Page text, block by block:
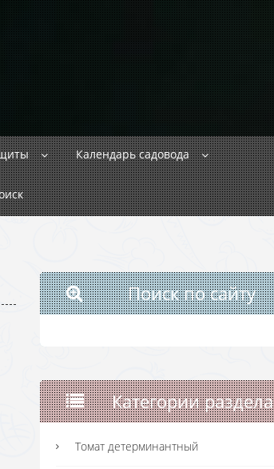
Календарь садовода
Поиск по сайту
Категории раздела
Томат детерминантный